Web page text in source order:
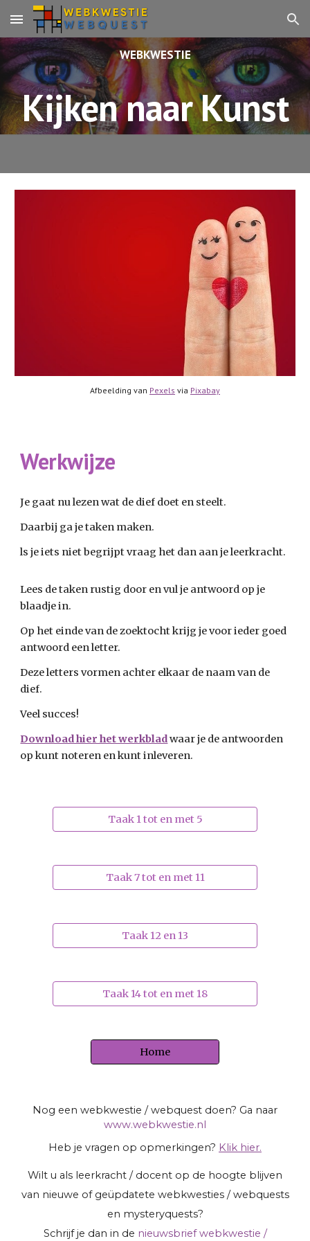
Skip to main content Skip to navigation
WEBKWESTIE
Kijken naar Kunst
Afbeelding van Pexels via Pixabay
Werkwijze
Je gaat nu lezen wat de dief doet en steelt.
Daarbij ga je taken maken.
ls je iets niet begrijpt vraag het dan aan je leerkracht.
Lees de taken rustig door en vul je antwoord op je
blaadje in.
Op het einde van de zoektocht krijg je voor ieder goed
antwoord een letter.
Deze letters vormen achter elkaar de naam van de
dief.
Veel succes!
Download hier het werkbladwaar je de antwoorden
op kunt noteren en kunt inleveren.
Taak 1 tot en met 5
Taak 7 tot en met 11
Taak 12 en 13
Taak 14 tot en met 18
Home
Nog een webkwestie / webquest doen? Ga naar
www.webkwestie.nl
Heb je vragen op opmerkingen? Klik hier.
Wilt u als leerkracht / docent op de hoogte blijven
van nieuwe of geüpdatete webkwesties / webquests
en mysteryquests?
Schrijf je dan in de nieuwsbrief webkwestie /